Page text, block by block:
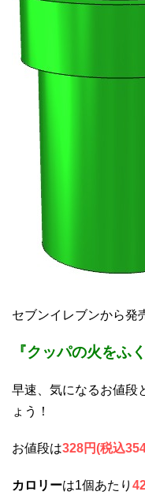
セブンイレブンから発
『クッパの火をふ
早速、気になるお値段
ょう！
お値段は328円(税込
カロリーは1個あたり